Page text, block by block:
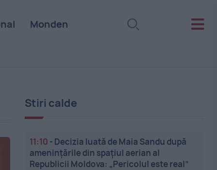
Monden
Stiri calde
11:10 - Decizia luată de Maia Sandu după
amenințările din spațiul aerian al
Republicii Moldova: „Pericolul este real”